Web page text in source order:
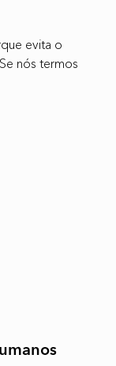
evita o
nós termos